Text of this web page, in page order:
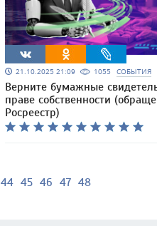
21.10.2025 21:09 1055 СОБЫТИЯ
Верните бумажные
праве собственности
Росреестр)
44 45 46 47 48